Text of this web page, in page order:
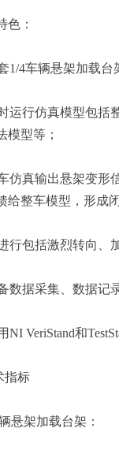
色：
1/4车辆悬架加载台
运行仿真模型包括
模型等；
仿真输出悬架变形
给整车模型，形成
行包括激烈转向、
数据采集、数据记
NI VeriStand和
指标
悬架加载台架：